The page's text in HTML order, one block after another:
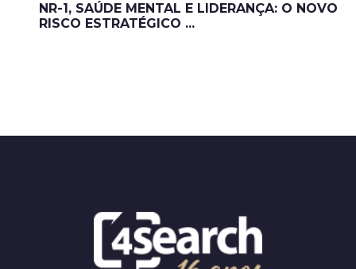
NR-1, SAÚDE MENTAL E LIDERANÇA: O NOVO
RISCO ESTRATÉGICO ...